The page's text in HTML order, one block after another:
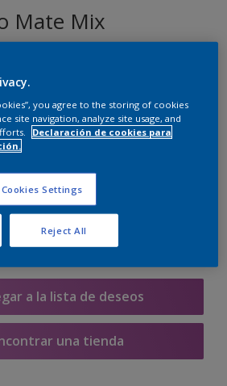
Mate Mix
de pintura
Calcular
a la lista de deseos
una tienda
you agree to the storing of cookies
site navigation, analyze site usage, and
Declaración de cookies para
Cookies Settings
Reject All